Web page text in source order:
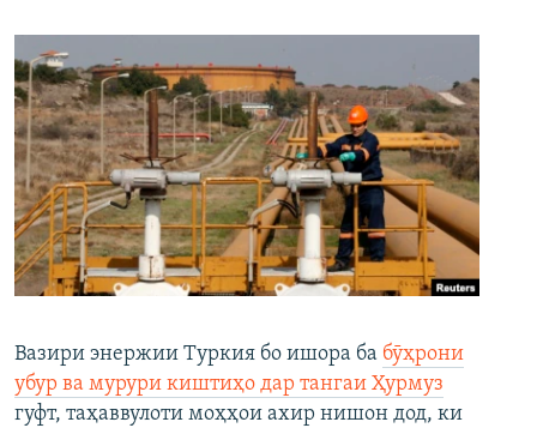
Вазири энержии Туркия бо ишора ба бӯҳрони
убур ва мурури киштиҳо дар тангаи Ҳурмуз
гуфт, таҳаввулоти моҳҳои ахир нишон дод, ки